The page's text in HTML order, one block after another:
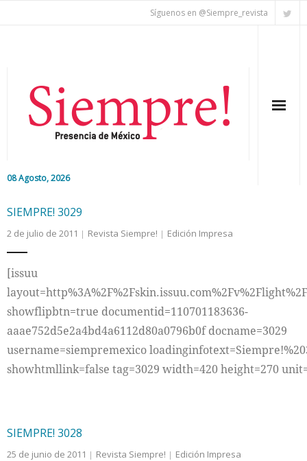
Síguenos en @Siempre_revista
08 Agosto, 2026
Editorial
Nacional
Colaboradores
Internacional
Cultura
SIEMPRE! 3029
2 de julio de 2011 Revista Siempre! Edición Impresa
[issuu
showflipbtn=true documentid=110701183636-
aaae752d5e2a4bd4a6112d80a0796b0f docname=3029
username=siempremexico
showhtmllink=false tag=3029 width=420 height=270
SIEMPRE! 3028
25 de junio de 2011 Revista Siempre! Edición Impresa